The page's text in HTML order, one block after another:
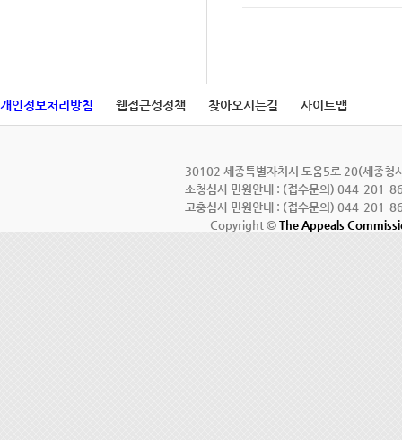
개인정보처리방침 웹접근성정책 찾아오시는길 사이트맵
30102 세종특별자치시 도움5로 20(세종
소청심사 민원안내 : (접수문의) 044-
고충심사 민원안내 : (접수문의) 044-
Copyright © The Appeals